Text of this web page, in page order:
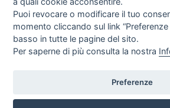
Direttrice Responsabile: Alessandra Costante |
Puoi revocare o modificare il tuo
momento cliccando sul link
basso in tutte le pagine del sito.
Per saperne di più consulta la nostra
Preferenze